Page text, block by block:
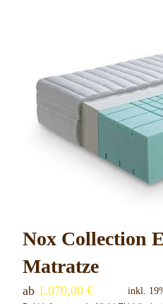
Varianten
auf.
Die
Optionen
auf
gewählt
Nox Collection
Matratze
ab 1.070,00 € inkl.